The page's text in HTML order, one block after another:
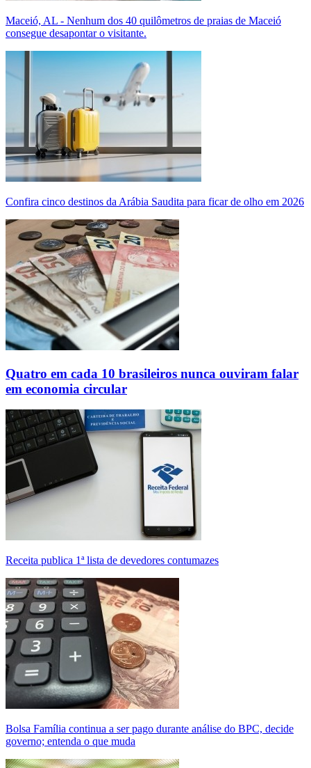
Maceió, AL - Nenhum dos 40 quilômetros de praias de Maceió
consegue desapontar o visitante.
Confira cinco destinos da Arábia Saudita para ficar de olho em 2026
Quatro em cada 10 brasileiros nunca ouviram falar
em economia circular
Receita publica 1ª lista de devedores contumazes
Bolsa Família continua a ser pago durante análise do BPC, decide
governo; entenda o que muda